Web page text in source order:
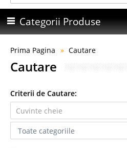
Categorii Produse
Prima Pagina Cautare
Cautare
Criterii de Cautare: